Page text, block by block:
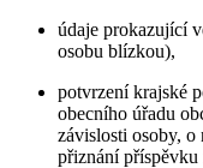
údaje prokazující
osobu blízkou),
potvrzení krajské
obecního úřadu
závislosti osoby,
přiznání příspěvku